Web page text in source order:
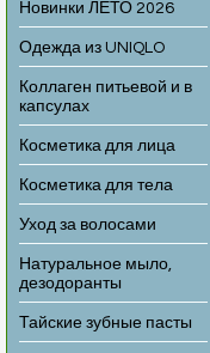
Новинки ЛЕТО 2026
Одежда из UNIQLO
Коллаген питьевой и в
капсулах
Косметика для лица
Косметика для тела
Уход за волосами
Натуральное мыло,
дезодоранты
Тайские зубные пасты